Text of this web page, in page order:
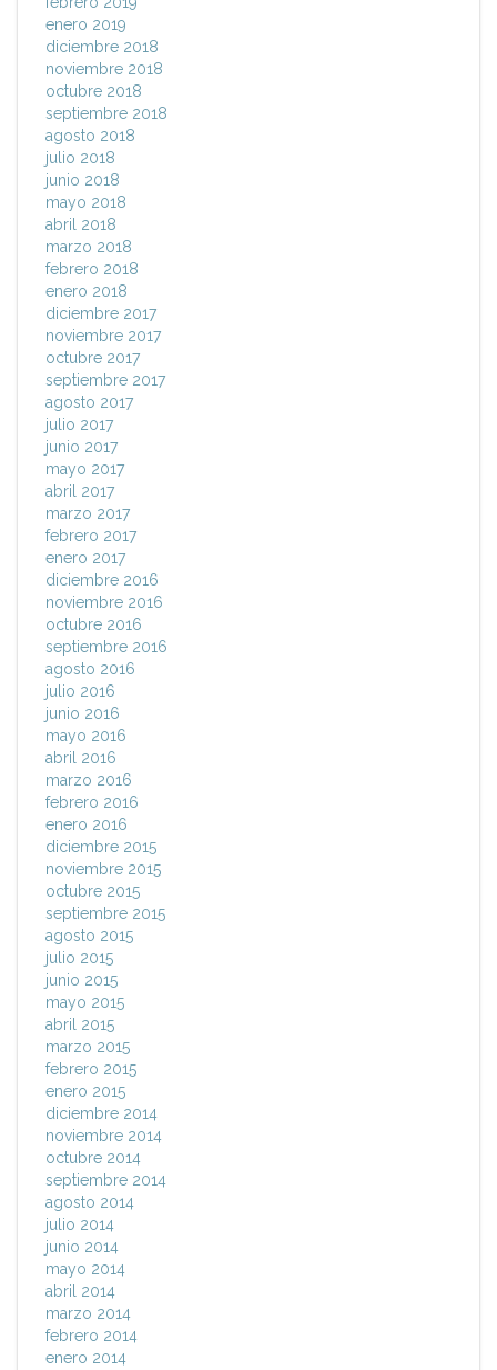
enero 2019
diciembre 2018
noviembre 2018
octubre 2018
septiembre 2018
agosto 2018
julio 2018
junio 2018
mayo 2018
abril 2018
marzo 2018
febrero 2018
enero 2018
diciembre 2017
noviembre 2017
octubre 2017
septiembre 2017
agosto 2017
julio 2017
junio 2017
mayo 2017
abril 2017
marzo 2017
febrero 2017
enero 2017
diciembre 2016
noviembre 2016
octubre 2016
septiembre 2016
agosto 2016
julio 2016
junio 2016
mayo 2016
abril 2016
marzo 2016
febrero 2016
enero 2016
diciembre 2015
noviembre 2015
octubre 2015
septiembre 2015
agosto 2015
julio 2015
junio 2015
mayo 2015
abril 2015
marzo 2015
febrero 2015
enero 2015
diciembre 2014
noviembre 2014
octubre 2014
septiembre 2014
agosto 2014
julio 2014
junio 2014
mayo 2014
abril 2014
marzo 2014
febrero 2014
enero 2014